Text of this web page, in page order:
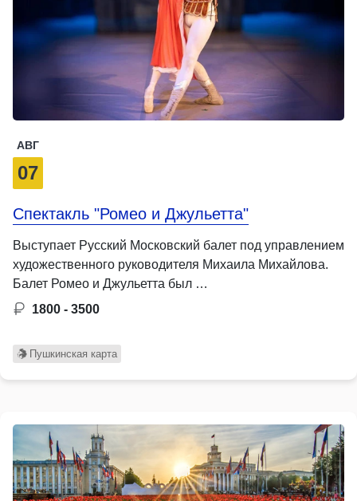
АВГ
07
Спектакль "Ромео и Джульетта"
Выступает Русский Московский балет под управлением
художественного руководителя Михаила Михайлова.
Балет Ромео и Джульетта был …
1800 - 3500
Пушкинская карта